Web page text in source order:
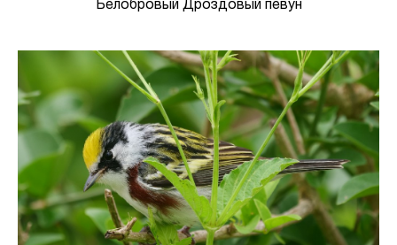
Белобровый Дроздовый певун